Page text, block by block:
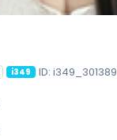
i349 ID: i349_301389